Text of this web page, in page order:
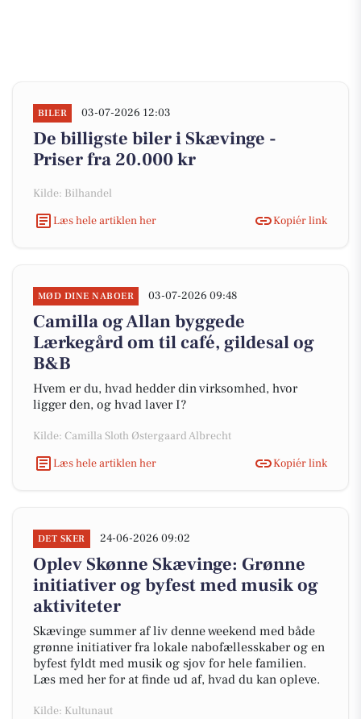
BILER 03-07-2026 12:03
De billigste biler i Skævinge -
Priser fra 20.000 kr
Kilde: Bilhandel
Læs hele artiklen her
Kopiér link
MØD DINE NABOER 03-07-2026 09:48
Camilla og Allan byggede
Lærkegård om til café, gildesal og
B&B
Hvem er du, hvad hedder din virksomhed, hvor
ligger den, og hvad laver I?
Kilde: Camilla Sloth Østergaard Albrecht
Læs hele artiklen her
Kopiér link
DET SKER 24-06-2026 09:02
Oplev Skønne Skævinge: Grønne
initiativer og byfest med musik og
aktiviteter
Skævinge summer af liv denne weekend med både
grønne initiativer fra lokale nabofællesskaber og en
byfest fyldt med musik og sjov for hele familien.
Læs med her for at finde ud af, hvad du kan opleve.
Kilde: Kultunaut